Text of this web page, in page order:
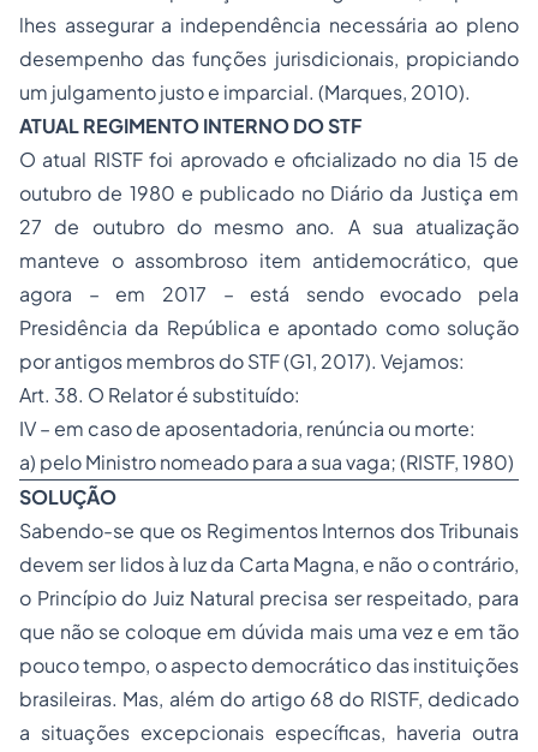
lhes assegurar a independência necessária ao pleno
desempenho das funções jurisdicionais, propiciando
um julgamento justo e imparcial. (Marques, 2010).
ATUAL REGIMENTO INTERNO DO STF
O atual RISTF foi aprovado e oficializado no dia 15 de
outubro de 1980 e publicado no Diário da Justiça em
27 de outubro do mesmo ano. A sua atualização
manteve o assombroso item antidemocrático, que
agora – em 2017 – está sendo evocado pela
Presidência da República e apontado como solução
por antigos membros do STF(G1, 2017). Vejamos:
Art. 38. O Relator é substituído:
IV – em caso de aposentadoria, renúncia ou morte:
a) pelo Ministro nomeado para a sua vaga;(RISTF, 1980)
SOLUÇÃO
Sabendo-se que os Regimentos Internos dos Tribunais
devem ser lidos à luz da Carta Magna, e não o contrário,
o Princípio do Juiz Natural precisa ser respeitado, para
que não se coloque em dúvida mais uma vez e em tão
pouco tempo, o aspecto democrático das instituições
brasileiras. Mas, além do artigo 68 do RISTF, dedicado
a situações excepcionais específicas, haveria outra